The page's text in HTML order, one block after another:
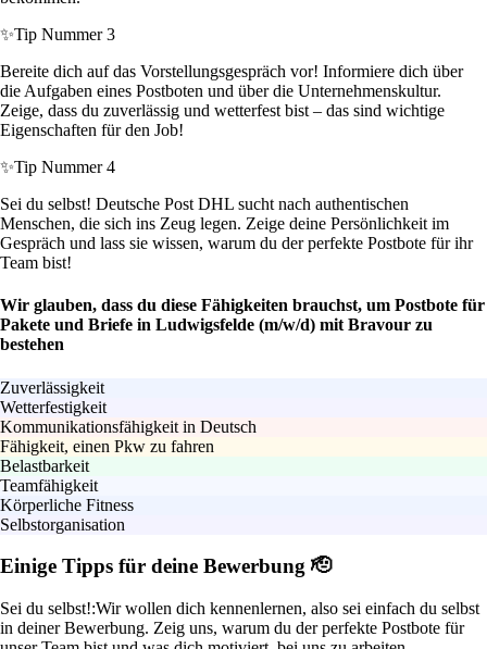
✨Tip Nummer 3
Bereite dich auf das Vorstellungsgespräch vor! Informiere dich über
die Aufgaben eines Postboten und über die Unternehmenskultur.
Zeige, dass du zuverlässig und wetterfest bist – das sind wichtige
Eigenschaften für den Job!
✨Tip Nummer 4
Sei du selbst! Deutsche Post DHL sucht nach authentischen
Menschen, die sich ins Zeug legen. Zeige deine Persönlichkeit im
Gespräch und lass sie wissen, warum du der perfekte Postbote für ihr
Team bist!
Wir glauben, dass du diese Fähigkeiten brauchst, um Postbote für
Pakete und Briefe in Ludwigsfelde (m/w/d) mit Bravour zu
bestehen
Zuverlässigkeit
Wetterfestigkeit
Kommunikationsfähigkeit in Deutsch
Fähigkeit, einen Pkw zu fahren
Belastbarkeit
Teamfähigkeit
Körperliche Fitness
Selbstorganisation
Einige Tipps für deine Bewerbung 🫡
Sei du selbst!:Wir wollen dich kennenlernen, also sei einfach du selbst
in deiner Bewerbung. Zeig uns, warum du der perfekte Postbote für